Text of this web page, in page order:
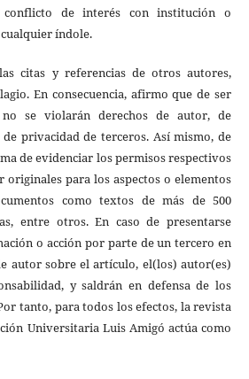
de interés con institución o
índole.
citas y referencias de otros autores,
En consecuencia, afirmo que de ser
se violarán derechos de autor, de
privacidad de terceros. Así mismo, de
de evidenciar los permisos respectivos
originales para los aspectos o elementos
como textos de más de 500
entre otros. En caso de presentarse
o acción por parte de un tercero en
autor sobre el artículo, el(los) autor(es)
y saldrán en defensa de los
tanto, para todos los efectos, la revista
Universitaria Luis Amigó actúa como